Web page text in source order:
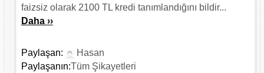
faizsiz olarak 2100 TL kredi tanımlandığını bildir...
Daha ››
Paylaşan:
Hasan
Paylaşanın:Tüm Şikayetleri